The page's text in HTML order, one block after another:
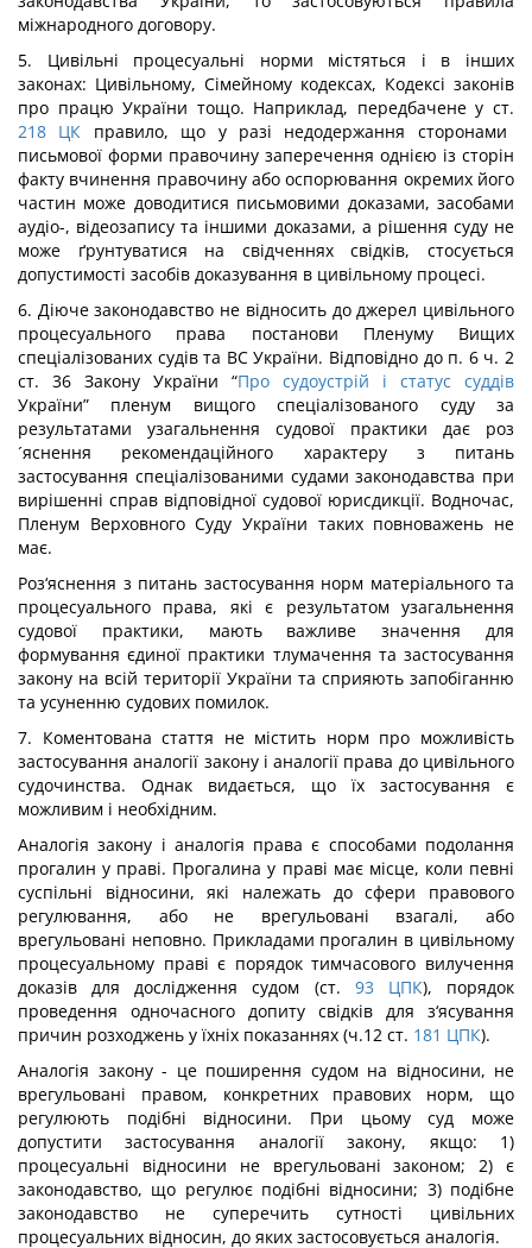
міжнародного договору.
5. Цивільні процесуальні норми містяться і в інших
законах: Цивільному, Сімейному кодексах, Кодексі законів
про працю України тощо. Наприклад, передбачене у ст.
218 ЦК правило, що у разі недодержання сторонами
письмової форми правочину заперечення однією із сторін
факту вчинення правочину або оспорювання окремих його
частин може доводитися письмовими доказами, засобами
аудіо-, відеозапису та іншими доказами, а рішення суду не
може ґрунтуватися на свідченнях свідків, стосується
допустимості засобів доказування в цивільному процесі.
6. Діюче законодавство не відносить до джерел цивільного
процесуального права постанови Пленуму Вищих
спеціалізованих судів та ВС України. Відповідно до п. 6 ч. 2
ст. 36 Закону України “Про судоустрій і статус суддів
України” пленум вищого спеціалізованого суду за
результатами узагальнення судової практики дає роз
´яснення рекомендаційного характеру з питань
застосування спеціалізованими судами законодавства при
вирішенні справ відповідної судової юрисдикції. Водночас,
Пленум Верховного Суду України таких повноважень не
має.
Роз‘яснення з питань застосування норм матеріального та
процесуального права, які є результатом узагальнення
судової практики, мають важливе значення для
формування єдиної практики тлумачення та застосування
закону на всій території України та сприяють запобіганню
та усуненню судових помилок.
7. Коментована стаття не містить норм про можливість
застосування аналогії закону і аналогії права до цивільного
судочинства. Однак видається, що їх застосування є
можливим і необхідним.
Аналогія закону і аналогія права є способами подолання
прогалин у праві. Прогалина у праві має місце, коли певні
суспільні відносини, які належать до сфери правового
регулювання, або не врегульовані взагалі, або
врегульовані неповно. Прикладами прогалин в цивільному
процесуальному праві є порядок тимчасового вилучення
доказів для дослідження судом (ст. 93 ЦПК), порядок
проведення одночасного допиту свідків для з‘ясування
причин розходжень у їхніх показаннях (ч.12 ст. 181 ЦПК).
Аналогія закону - це поширення судом на відносини, не
врегульовані правом, конкретних правових норм, що
регулюють подібні відносини. При цьому суд може
допустити застосування аналогії закону, якщо: 1)
процесуальні відносини не врегульовані законом; 2) є
законодавство, що регулює подібні відносини; 3) подібне
законодавство не суперечить сутності цивільних
процесуальних відносин, до яких застосовується аналогія.